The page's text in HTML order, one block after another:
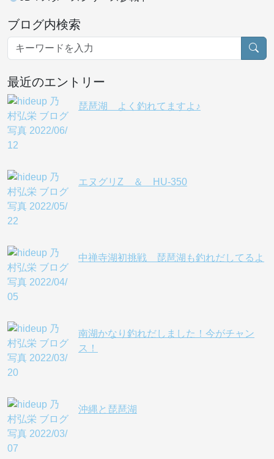
ブログ内検索
最近のエントリー
琵琶湖 よく釣れてますよ♪
エヌグリZ ＆ HU-350
中禅寺湖初挑戦 琵琶湖も釣れだしてるよ
南湖かなり釣れだしました！今がチャン
ス！
沖縄と琵琶湖